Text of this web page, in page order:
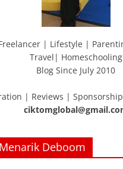
| Lifestyle |
Travel| Homeschooling
Blog Since July 2010
| Reviews |
Deboom